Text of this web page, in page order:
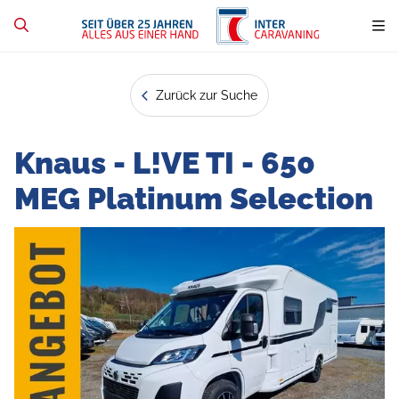
Zurück zur Suche
Knaus - L!VE TI - 650
MEG Platinum Selection